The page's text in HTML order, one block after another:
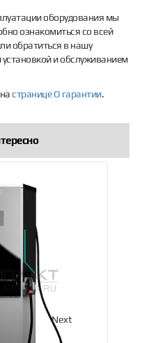
оборудования мы
ознакомиться со всей
обратиться в нашу
и обслуживанием
странице О гарантии.
Next